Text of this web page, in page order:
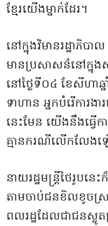
ខ្មែរយើងម្នាក់ដែរ។
នៅក្នុងវិមានរដ្ឋាភិប
មានប្រសាសន៌នៅក្នុងស
នៅថ្ងៃទី០៤ ខែសីហា
ទាហាន អ្នកបំរើការង
នេះមែន យើងនឹងធ្វើ
គ្មានករណីលើកលែង
នាយរដ្ឋមន្រ្ដីថៃរូបន
តាមចាប់ជនខិលខូចស្រ
ពលរដ្ឋដែលជាជនស្លូ